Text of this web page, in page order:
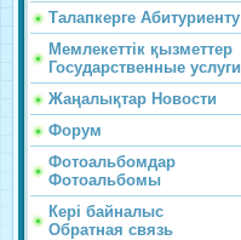
Талапкерге Абитуриенту
Мемлекеттік қызметтер
Государственные услуги
Жаңалықтар Новости
Форум
Фотоальбомдар
Фотоальбомы
Кері байналыс
Обратная связь